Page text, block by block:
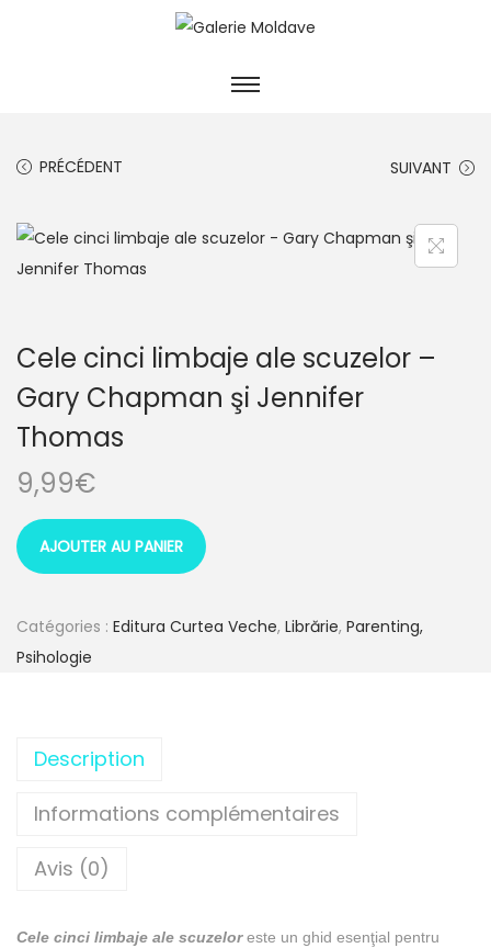
PRÉCÉDENT SUIVANT
Cele cinci limbaje ale scuzelor –
Gary Chapman şi Jennifer
Thomas
9,99€
AJOUTER AU PANIER
Catégories : Editura Curtea Veche, Librărie, Parenting,
Psihologie
Description
Informations complémentaires
Avis (0)
Cele cinci limbaje ale scuzelor este un ghid esenţial pentru